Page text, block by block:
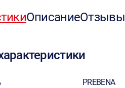
ОписаниеОтзывы
PREBENA